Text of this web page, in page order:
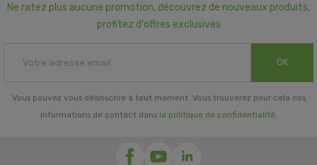
Ne ratez plus aucune promotion, découvrez de nouveaux produits,
profitez d'offres exclusives
OK
Vous pouvez vous désinscrire à tout moment. Vous trouverez pour cela nos
informations de contact dans la politique de confidentialité.